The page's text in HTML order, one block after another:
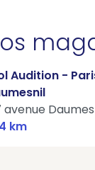
Audition -
avenue
km